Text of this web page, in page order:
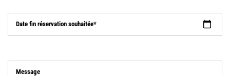
Date fin réservation souhaitée
Message